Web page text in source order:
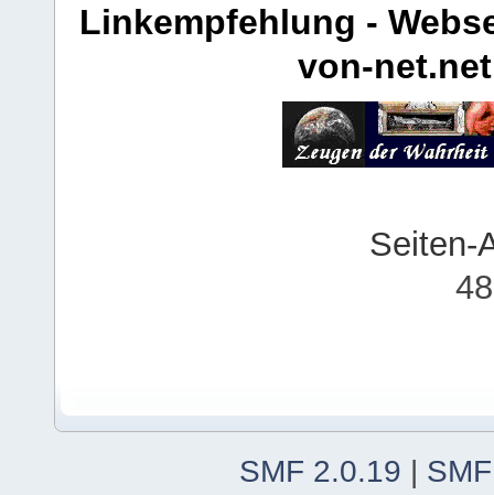
Linkempfehlung -
von-net.net
Seiten-
SMF 2.0.19 |